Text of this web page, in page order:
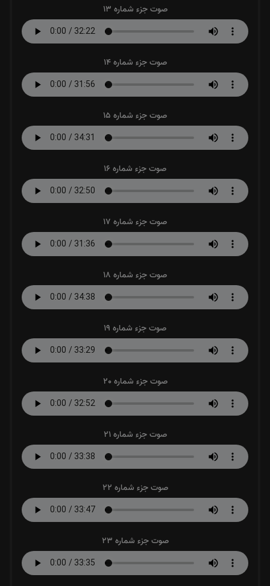
صوت جزء شماره 13
صوت جزء شماره 14
صوت جزء شماره 15
صوت جزء شماره 16
صوت جزء شماره 17
صوت جزء شماره 18
صوت جزء شماره 19
صوت جزء شماره 20
صوت جزء شماره 21
صوت جزء شماره 22
صوت جزء شماره 23